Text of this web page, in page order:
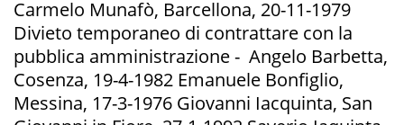
Carmelo Munafò, Barcellona, 20-11-1979
Divieto temporaneo di contrattare con la
pubblica amministrazione - Angelo Barbetta,
Cosenza, 19-4-1982 Emanuele Bonfiglio,
Messina, 17-3-1976 Giovanni Iacquinta, San